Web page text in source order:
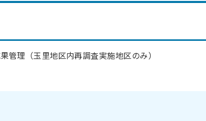
管理（玉里地区内再調査実施地区のみ）